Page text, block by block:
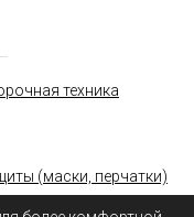
техника
(маски, перчатки)